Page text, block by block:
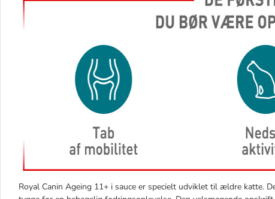
Royal Canin Ageing 11+ i sauce er specielt udviklet til ældre katte.